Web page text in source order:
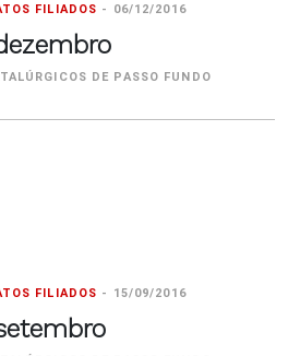
FILIADOS - 06/12/2016
DE PASSO FUNDO
FILIADOS - 15/09/2016